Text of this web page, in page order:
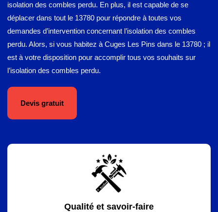
isolation des combles perdu. En plus, il est capable de se
déplacer dans tout le 13780 pour répondre à toutes vos
demandes d’intervention concernant l’isolation des combles
perdu. Alors, si vous habitez à Cuges Les Pins dans le 13780 ; il
est à votre disposition pour accomplir tous vos souhaits sur
l’isolation des combles perdu.
Devis gratuit
Qualité et savoir-faire